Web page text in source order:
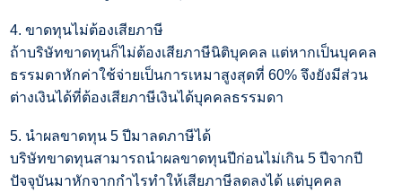
4.ขาดทุนไม่ต้องเสียภาษี
ถ้าบริษัทขาดทุนก็ไม่ต้องเสียภาษีนิติบุคคล แต่หากเป็นบุคคล
ธรรมดาหักค่าใช้จ่ายเป็นการเหมาสูงสุดที่60%จึงยังมีส่วน
ต่างเงินได้ที่ต้องเสียภาษีเงินได้บุคคลธรรมดา
5. นำผลขาดทุน5ปีมาลดภาษีได้
บริษัทขาดทุนสามารถนำผลขาดทุนปีก่อนไม่เกิน5ปีจากปี
ปัจจุบันมาหักจากกำไรทำให้เสียภาษีลดลงได้ แต่บุคคล